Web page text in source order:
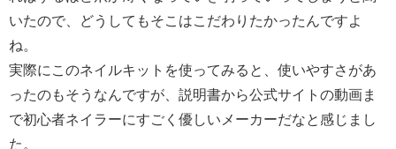
いたので、どうしてもそこはこだわりたかったんですよ
ね。
実際にこのネイルキットを使ってみると、使いやすさがあ
ったのもそうなんですが、説明書から公式サイトの動画ま
で初心者ネイラーにすごく優しいメーカーだなと感じまし
た。